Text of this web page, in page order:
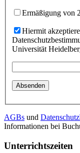
Ermäßigung von
Hiermit
Universität
AGBs und
Informationen bei
Unterrichtszeiten